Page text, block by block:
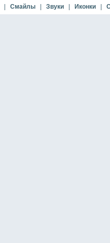
Смайлы Звуки Иконки